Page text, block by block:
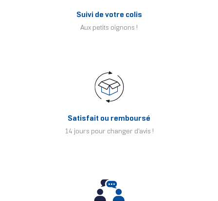
Suivi de votre colis
Aux petits oignons !
Satisfait ou remboursé
14 jours pour changer d'avis !